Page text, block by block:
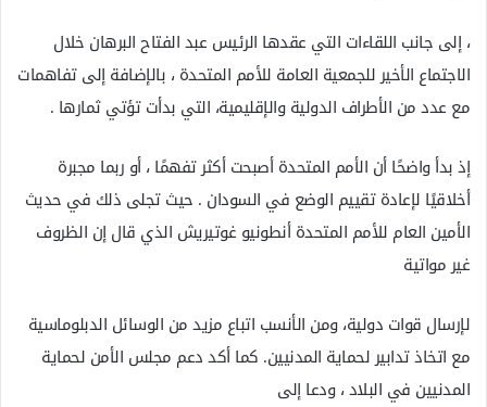
، إلى جانب اللقاءات التي عقدها الرئيس عبد الفتاح البرهان خلال
الاجتماع الأخير للجمعية العامة للأمم المتحدة ، بالإضافة إلى تفاهمات
مع عدد من الأطراف الدولية والإقليمية، التي بدأت تؤتي ثمارها .
إذ بدأ واضحًا أن الأمم المتحدة أصبحت أكثر تفهمًا ، أو ربما مجبرة
أخلاقيًا لإعادة تقييم الوضع في السودان . حيث تجلى ذلك في حديث
الأمين العام للأمم المتحدة أنطونيو غوتيريش الذي قال إن الظروف
غير مواتية
لإرسال قوات دولية، ومن الأنسب اتباع مزيد من الوسائل الدبلوماسية
مع اتخاذ تدابير لحماية المدنيين. كما أكد دعم مجلس الأمن لحماية
المدنيين في البلاد ، ودعا إلى